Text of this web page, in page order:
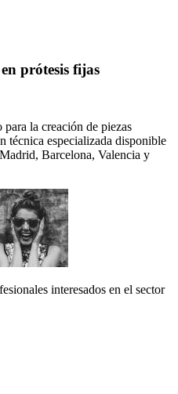
prótesis fijas
la creación de piezas
técnica especializada disponible
Barcelona, Valencia y
interesados en el sector